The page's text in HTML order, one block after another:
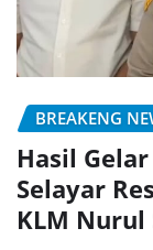
BREAKENG
Hasil
Selayar
KLM Nurul